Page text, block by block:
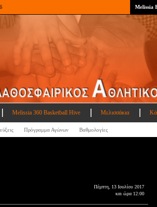
Melissia
Melissia 360 Basketball Hive Μελισσάκια
Πρόγραμμα Αγώνων Βαθμολογίες
Πέμπτη, 13 Ιουλίου 2017
και ώρα 12:00